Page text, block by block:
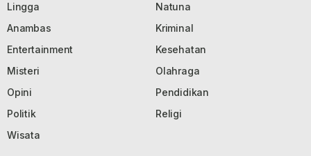
Lingga
Natuna
Anambas
Kriminal
Entertainment
Kesehatan
Misteri
Olahraga
Opini
Pendidikan
Politik
Religi
Wisata